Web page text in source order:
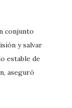
conjunto
y salvar
estable de
aseguró